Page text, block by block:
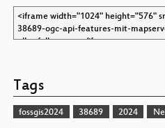
Tags
fossgis2024 38689 2024